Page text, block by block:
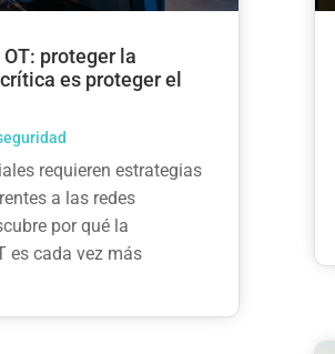
proteger la
es proteger el
requieren estrategias
a las redes
por qué la
es cada vez más